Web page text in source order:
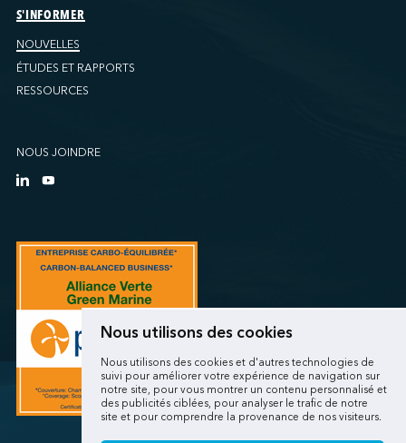
Nous utilisons des cookies
Nous utilisons des cookies et d'autres technologies de
suivi pour améliorer votre expérience de navigation sur
notre site, pour vous montrer un contenu personnalisé et
des publicités ciblées, pour analyser le trafic de notre
site et pour comprendre la provenance de nos visiteurs.
S'INFORMER
NOUVELLES
ÉTUDES ET RAPPORTS
RESSOURCES
NOUS JOINDRE